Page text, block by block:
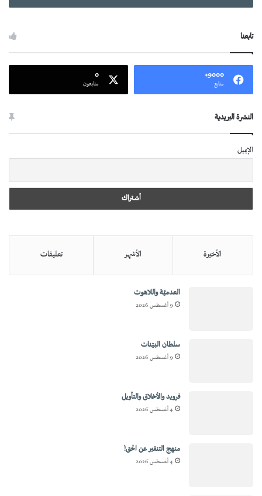
تابعنا
9000+
متابع
0
متابعون
النشرة البريدية
الإيميل
الأخيرة الأشهر تعليقات
العدميَّة واللاهوت
9 أغسطس 2026
سلطان البيّنات
9 أغسطس 2026
فرويد والأخلاق والتأويل
4 أغسطس 2026
منهج التنفير عن الحق!
4 أغسطس 2026